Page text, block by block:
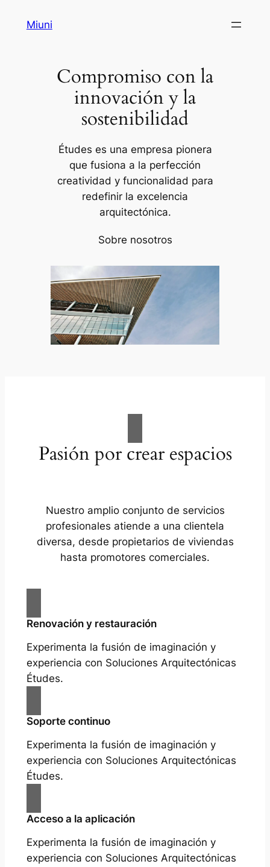
Miuni
Compromiso con la
innovación y la
sostenibilidad
Études es una empresa pionera
que fusiona a la perfección
creatividad y funcionalidad para
redefinir la excelencia
arquitectónica.
Sobre nosotros
Pasión por crear espacios
Nuestro amplio conjunto de servicios
profesionales atiende a una clientela
diversa, desde propietarios de viviendas
hasta promotores comerciales.
Renovación y restauración
Experimenta la fusión de imaginación y
experiencia con Soluciones Arquitectónicas
Études.
Soporte continuo
Experimenta la fusión de imaginación y
experiencia con Soluciones Arquitectónicas
Études.
Acceso a la aplicación
Experimenta la fusión de imaginación y
experiencia con Soluciones Arquitectónicas